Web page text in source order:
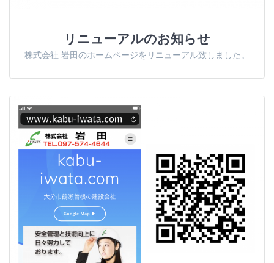
リニューアルのお知らせ
株式会社 岩田のホームページをリニューアル致しました。